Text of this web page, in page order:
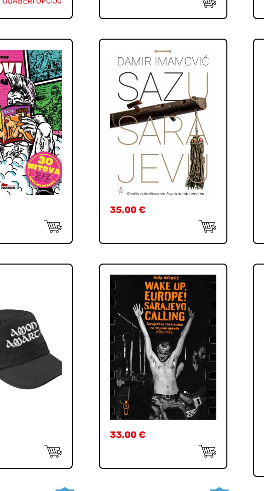
35,00€
33,00€